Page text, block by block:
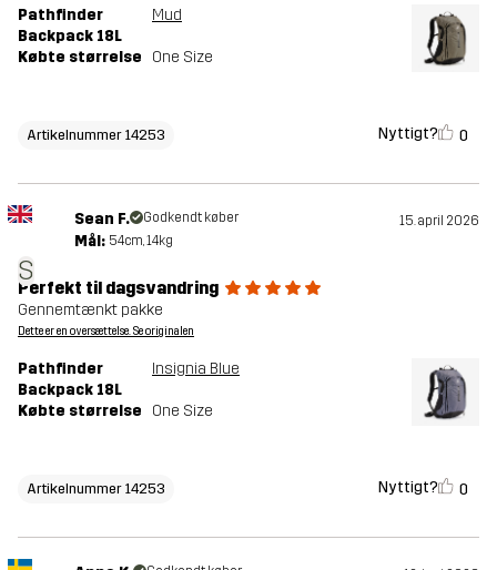
Pathfinder
Backpack 18L
Mud
Købte størrelse One Size
Artikelnummer 14253 Nyttigt? 0
S
Sean F. Godkendt køber 15. april 2026
Mål: 54cm, 14kg
Perfekt til dagsvandring
Gennemtænkt pakke
Dette er en oversættelse. Se originalen
Pathfinder
Backpack 18L
Insignia Blue
Købte størrelse One Size
Artikelnummer 14253 Nyttigt? 0